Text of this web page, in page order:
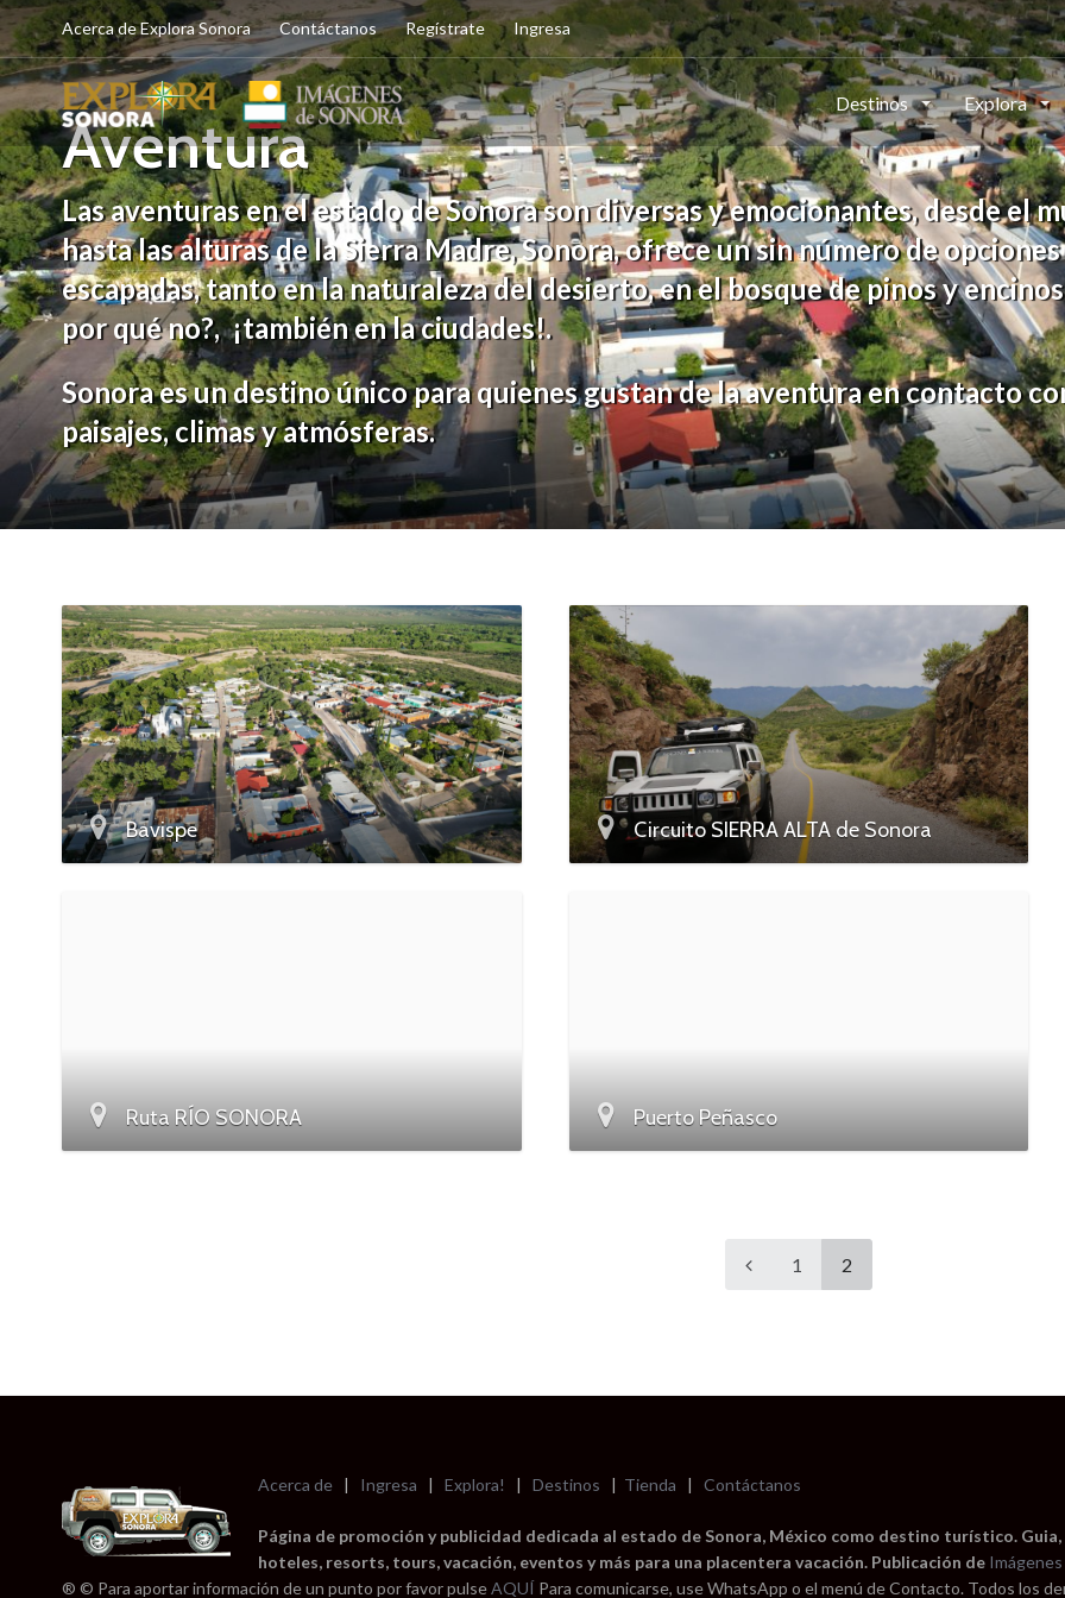
Acerca de Explora Sonora Contáctanos Regístrate Ingresa
Destinos Explora
Aventura
Las aventuras en el estado de Sonora son diversas y emocionantes, desde el
hasta las alturas de la Sierra Madre, Sonora, ofrece un sin número de
escapadas, tanto en la naturaleza del desierto, en el bosque de pinos y
por qué no?, ¡también en la ciudades!.
Sonora es un destino único para quienes gustan de la aventura en contacto
paisajes, climas y atmósferas.
Bavispe Circuito SIERRA ALTA de Sonora
Ruta RÍO SONORA Puerto Peñasco
1 2
Acerca de | Ingresa | Explora! | Destinos | Tienda | Contáctanos
Página de promoción y publicidad dedicada al estado de Sonora, México como destino turístico.
hoteles, resorts, tours, vacación, eventos y más para una placentera vacación. Publicación de
® © Para aportar información de un punto por favor pulseAQUÍ Para comunicarse, use WhatsApp o el menú de Contacto. Todos los